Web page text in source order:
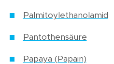
Palmitoylethanolamid
Pantothensäure
Papaya (Papain)